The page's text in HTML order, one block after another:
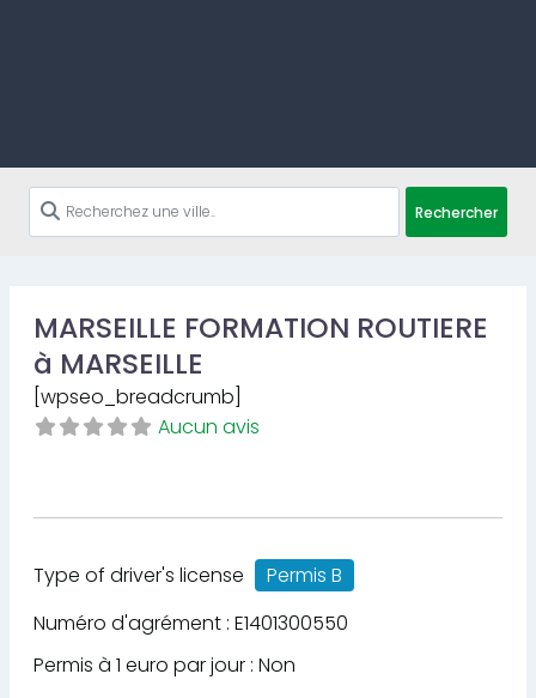
Rechercher
MARSEILLE FORMATION ROUTIERE
à MARSEILLE
[wpseo_breadcrumb]
Aucun avis
Type of driver's license
Permis B
Numéro d'agrément : E1401300550
Permis à 1 euro par jour : Non